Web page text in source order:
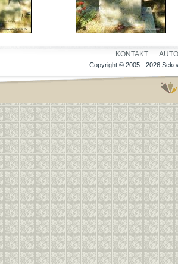
KONTAKT
Copyright © 2005 - 2026